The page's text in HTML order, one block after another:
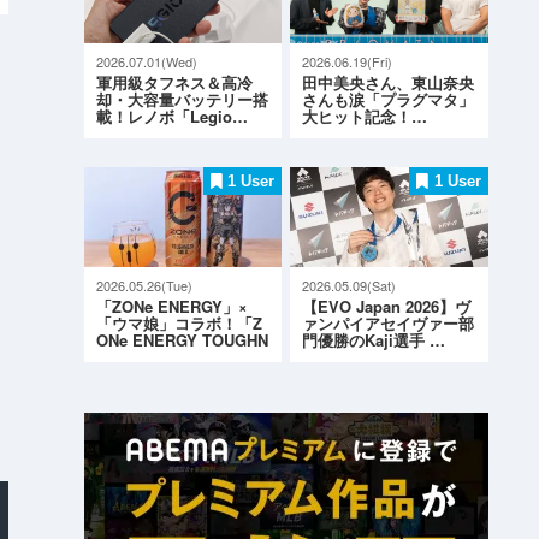
2026.07.01(Wed)
軍用級タフネス＆高冷
却・大容量バッテリー搭
載！レノボ「Legio…
2026.06.19(Fri)
田中美央さん、東山奈央
さんも涙「プラグマタ」
大ヒット記念！…
1 User
2026.05.26(Tue)
「ZONe ENERGY」×
「ウマ娘」コラボ！「Z
ONe ENERGY TOUGHN
1 User
2026.05.09(Sat)
【EVO Japan 2026】ヴ
ァンパイアセイヴァー部
門優勝のKaji選手 …